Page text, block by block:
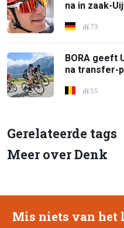
na in zaak-
73
BORA geeft
na transfer-
55
Gerelateerde tags
Meer over Denk
Mis niets van het